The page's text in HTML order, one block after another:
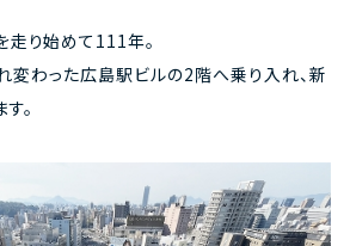
り始めて111年。
変わった広島駅ビルの2階へ乗り入れ、新
。